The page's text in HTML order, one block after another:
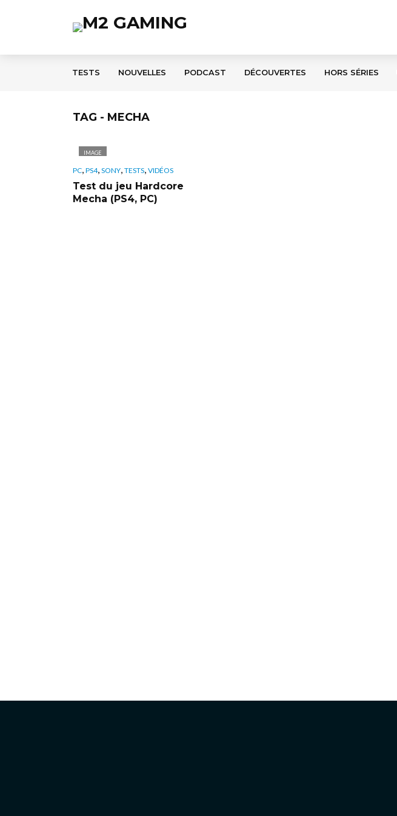
TESTS NOUVELLES PODCAST DÉCOUVERTES HORS SÉRIES
TAG - MECHA
IMAGE
PC, PS4, SONY, TESTS, VIDÉOS
Test du jeu Hardcore
Mecha (PS4, PC)